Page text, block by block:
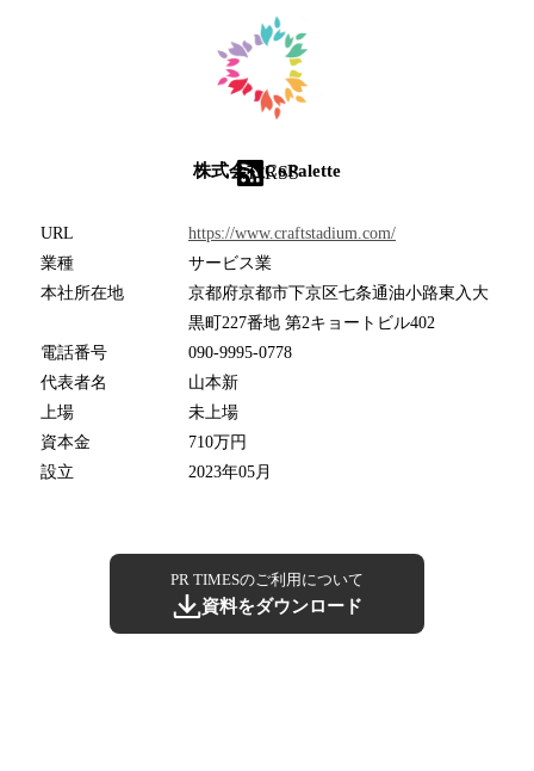
株式会社CoPalette
RSS
URL
https://www.craftstadium.com/
業種
サービス業
本社所在地
京都府京都市下京区七条通油小路東入大
黒町227番地 第2キョートビル402
電話番号
090-9995-0778
代表者名
山本新
上場
未上場
資本金
710万円
設立
2023年05月
PR TIMESのご利用について
資料をダウンロード